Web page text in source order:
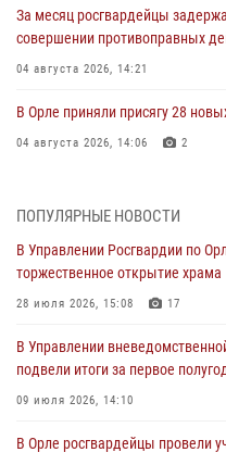
За месяц росгвардейцы
совершении противоправных
04 августа 2026, 14:21
В Орле приняли присягу 28
04 августа 2026, 14:06 2
предоставлении госуслуг
Росгвардейцы обеспечили
Дня ВДВ
В Орле росгвардейцы приняли
участке
ПОПУЛЯРНЫЕ НОВОСТИ
В Управлении Росгвардии по
торжественное открытие храма
28 июля 2026, 15:08 17
В Управлении
подвели итоги за первое
09 июля 2026, 14:10
В Орле росгвардейцы провели